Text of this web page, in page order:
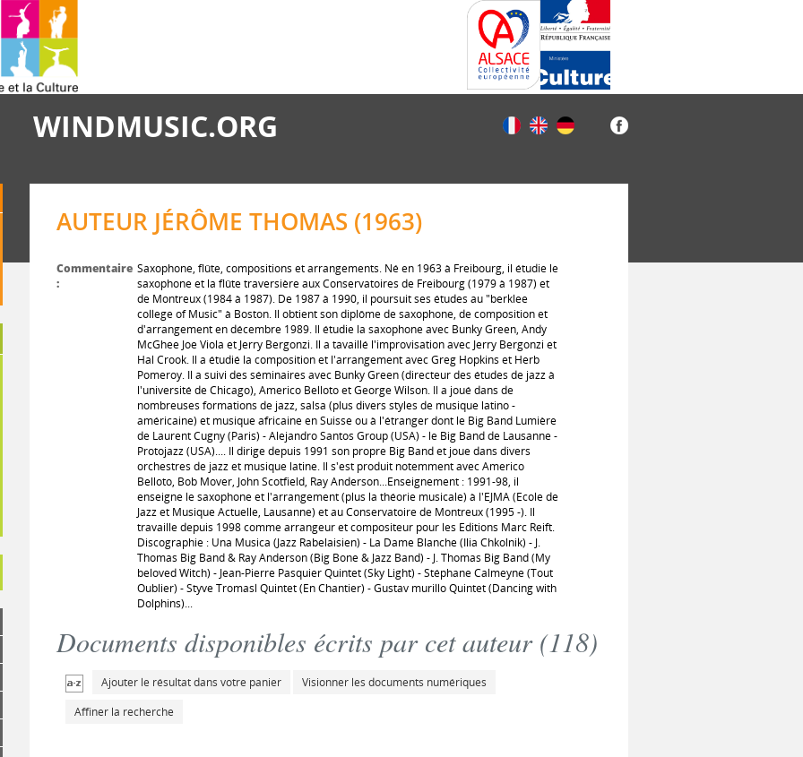
WINDMUSIC.ORG
AUTEUR JÉRÔME THOMAS (1963)
Commentaire
:
Saxophone, flûte, compositions et arrangements. Né en 1963 à Freibourg, il étudie le
saxophone et la flûte traversière aux Conservatoires de Freibourg (1979 à 1987) et
de Montreux (1984 à 1987). De 1987 à 1990, il poursuit ses études au "berklee
college of Music" à Boston. Il obtient son diplôme de saxophone, de composition et
d'arrangement en décembre 1989. Il étudie la saxophone avec Bunky Green, Andy
McGhee Joe Viola et Jerry Bergonzi. Il a tavaillé l'improvisation avec Jerry Bergonzi et
Hal Crook. Il a étudié la composition et l'arrangement avec Greg Hopkins et Herb
Pomeroy. Il a suivi des séminaires avec Bunky Green (directeur des études de jazz à
l'université de Chicago), Americo Belloto et George Wilson. Il a joué dans de
nombreuses formations de jazz, salsa (plus divers styles de musique latino -
américaine) et musique africaine en Suisse ou à l'étranger dont le Big Band Lumière
de Laurent Cugny (Paris) - Alejandro Santos Group (USA) - le Big Band de Lausanne -
Protojazz (USA).... Il dirige depuis 1991 son propre Big Band et joue dans divers
orchestres de jazz et musique latine. Il s'est produit notemment avec Americo
Belloto, Bob Mover, John Scotfield, Ray Anderson...Enseignement : 1991-98, il
enseigne le saxophone et l'arrangement (plus la théorie musicale) à l'EJMA (Ecole de
Jazz et Musique Actuelle, Lausanne) et au Conservatoire de Montreux (1995 -). Il
travaille depuis 1998 comme arrangeur et compositeur pour les Editions Marc Reift.
Discographie : Una Musica (Jazz Rabelaisien) - La Dame Blanche (Ilia Chkolnik) - J.
Thomas Big Band & Ray Anderson (Big Bone & Jazz Band) - J. Thomas Big Band (My
beloved Witch) - Jean-Pierre Pasquier Quintet (Sky Light) - Stéphane Calmeyne (Tout
Oublier) - Styve Tromasl Quintet (En Chantier) - Gustav murillo Quintet (Dancing with
Dolphins)...
Documents disponibles écrits par cet auteur (118)
Ajouter le résultat dans votre panier
Visionner les documents numériques
Affiner la recherche